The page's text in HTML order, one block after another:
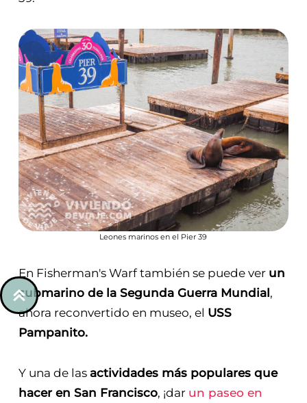
Leones marinos en el Pier 39
En Fisherman's Warf también se puede ver un
submarino de la Segunda Guerra Mundial,
ahora reconvertido en museo, el USS
Pampanito.
Y una de las actividades más populares que
hacer en San Francisco, ¡dar un paseo en